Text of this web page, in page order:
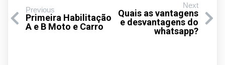
Previous
Primeira Habilitação
A e B Moto e Carro
Next
Quais as vantagens
e desvantagens do
whatsapp?